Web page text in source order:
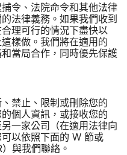
令、​法院​命令​和​其他​法律​
法律​義務。​如果​我們​收到​
理​可行​的​情況​下​盡​快​以​
樣​做。​我們​將​在​適用​的​
當局​合作，​同時​優先​保護​
禁止、​限制​或​刪除您​的​
個人​資訊，​或接收您​的​
一​家​公司​（​在​適用​法律​向​
以​依照​下面​的 W 節​或​
）​與​我們​聯絡。